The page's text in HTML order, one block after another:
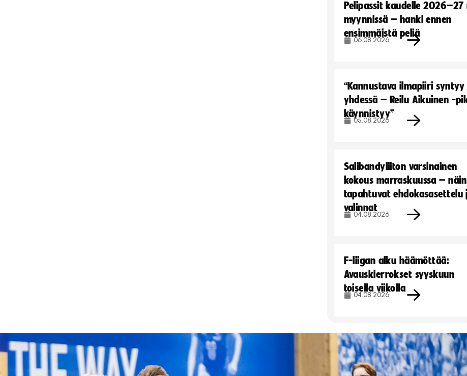
Pelipassit kaudelle
myynnissä – hanki ennen
ensimmäistä peliä
06.08.2026
“Kannustava ilmapiiri syntyy
yhdessä – Reilu Aikuinen -
käynnistyy”
05.08.2026
Salibandyliiton varsinainen
kokous marraskuussa – näin
tapahtuvat ehdokasasettelu
valinnat
04.08.2026
F-liigan alku häämöttää:
Avauskierrokset syyskuun
toisella viikolla
04.08.2026